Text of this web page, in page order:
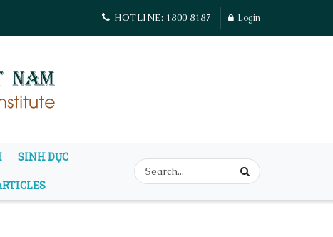
HOTLINE: 1800 8187 Login
SINH DỤC